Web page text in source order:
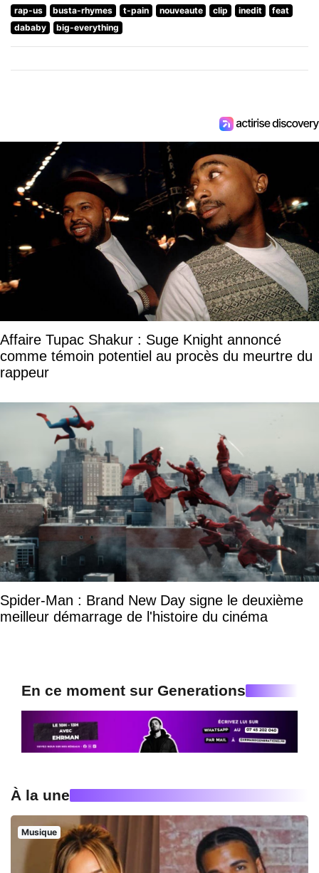
rap-us busta-rhymes t-pain nouveaute clip inedit
feat
dababy
big-everything
Affaire Tupac Shakur : Suge Knight annoncé
comme témoin potentiel au procès du meurtre du
rappeur
Spider-Man : Brand New Day signe le deuxième
meilleur démarrage de l'histoire du cinéma
En ce moment sur Generations
À la une
Musique